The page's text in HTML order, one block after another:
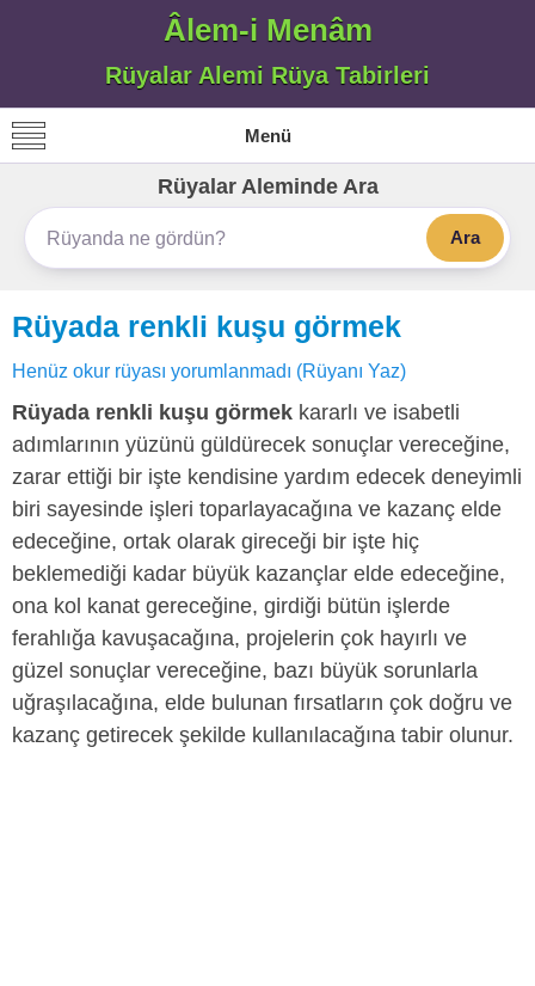
Âlem-i Menâm
Rüyalar Alemi Rüya Tabirleri
Menü
Rüyalar Aleminde Ara
Ara
Rüyada renkli kuşu görmek
Henüz okur rüyası yorumlanmadı (Rüyanı Yaz)
Rüyada renkli kuşu görmek kararlı ve isabetli
adımlarının yüzünü güldürecek sonuçlar vereceğine,
zarar ettiği bir işte kendisine yardım edecek deneyimli
biri sayesinde işleri toparlayacağına ve kazanç elde
edeceğine, ortak olarak gireceği bir işte hiç
beklemediği kadar büyük kazançlar elde edeceğine,
ona kol kanat gereceğine, girdiği bütün işlerde
ferahlığa kavuşacağına, projelerin çok hayırlı ve
güzel sonuçlar vereceğine, bazı büyük sorunlarla
uğraşılacağına, elde bulunan fırsatların çok doğru ve
kazanç getirecek şekilde kullanılacağına tabir olunur.